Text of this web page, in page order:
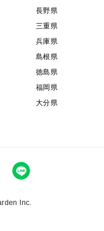
長野県
三重県
兵庫県
島根県
徳島県
福岡県
大分県
Inc.